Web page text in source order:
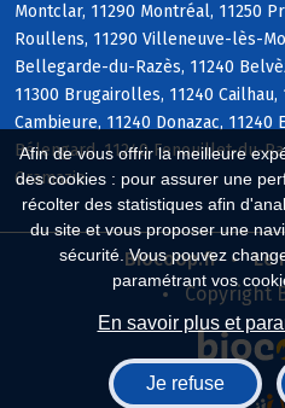
Afin de vous offrir la meilleure
des cookies : pour assurer une
récolter des statistiques afin
du site et vous proposer une
sécurité. Vous pouvez
paramétrant vos
En savoir plus et
Je refuse
Montclar, 11290 Montréal, 11250
Roullens, 11290 Villeneuve-lès-
Bellegarde-du-Razès, 11240
11300 Brugairolles, 11240 Cailhau,
Cambieure, 11240 Donazac,
Bélengard, 11240 Fenouillet-du-
Gramazie
Biocoop.fr
Le
Copyright